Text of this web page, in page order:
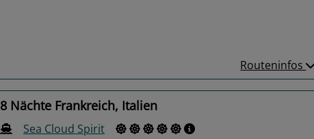
Routeninfos
8 Nächte Frankreich, Italien
Sea Cloud Spirit